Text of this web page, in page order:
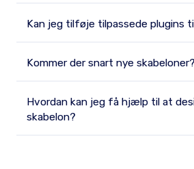
Kan jeg tilføje tilpassede plugins
Kommer der snart nye skabeloner?
Hvordan kan jeg få hjælp til at
skabelon?